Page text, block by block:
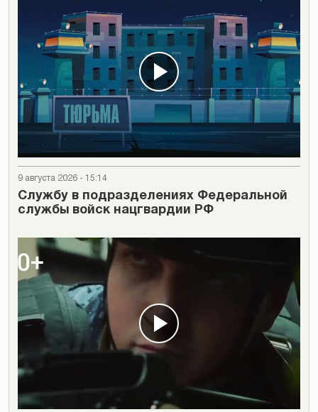
9 августа 2026 - 15:14
Cлужбу в подразделениях Федеральной
службы войск нацгвардии РФ